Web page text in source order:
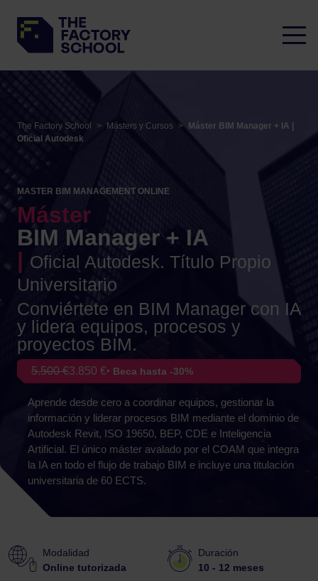
The Factory School > Másters y Cursos > Máster BIM Manager + IA |
Oficial Autodesk
MASTER BIM MANAGEMENT ONLINE
Máster
BIM Manager + IA
| Oficial Autodesk. Título Propio
Universitario
Conviértete en BIM Manager con IA
y lidera equipos, procesos y
proyectos BIM.
5.500 €3.850 €‣ Beca hasta -30%
Aprende desde cero a coordinar equipos, gestionar la
información y liderar procesos BIM mediante el dominio de
Autodesk Revit, ISO 19650, BEP, CDE e Inteligencia
Artificial. El único máster avalado por el COAM que integra
la IA en todo el flujo de trabajo BIM e incluye una titulación
universitaria de 60 ECTS.
Modalidad
Online tutorizada
Duración
10 - 12 meses